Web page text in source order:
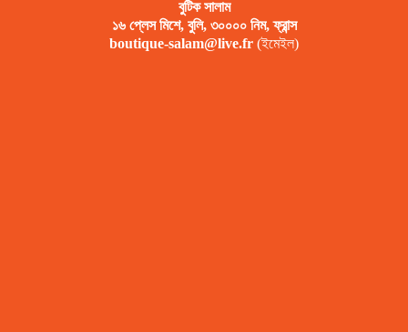
বুটিক সালাম
১৬ প্লেস মিশে, বুলি, ৩০০০০ নিম, ফ্রান্স
boutique-salam@live.fr (ইমেইল)